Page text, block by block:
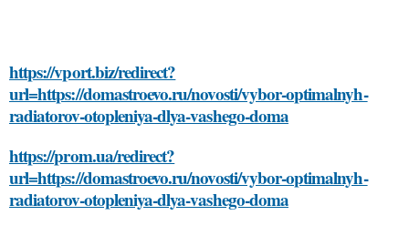
https://vport.biz/redirect?
url=https://domastroevo.ru/novosti/vybor-optimalnyh-
radiatorov-otopleniya-dlya-vashego-doma
https://prom.ua/redirect?
url=https://domastroevo.ru/novosti/vybor-optimalnyh-
radiatorov-otopleniya-dlya-vashego-doma